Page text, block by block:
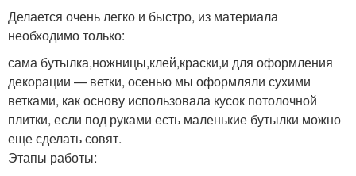
Делается очень легко и быстро, из материала
необходимо только:
сама бутылка,ножницы,клей,краски,и для оформления
декорации — ветки, осенью мы оформляли сухими
ветками, как основу использовала кусок потолочной
плитки, если под руками есть маленькие бутылки можно
еще сделать совят.
Этапы работы: